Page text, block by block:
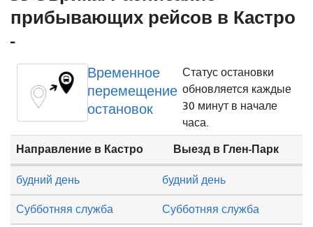
прибывающих рейсов в Кастро
-
Временное
перемещение
остановок
Статус остановки
обновляется каждые
30 минут в начале
часа.
Направление в Кастро Выезд в Глен-Парк
Субботняя служба Субботняя служба
будний день будний день